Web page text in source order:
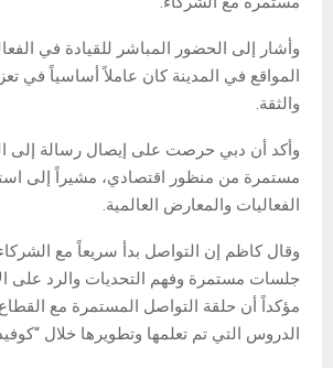
وأشار إلى الحضور المباشر للقيادة في
المواقع في المدينة كان عاملاً أساسياً في
والثقة.
وأكد أن دبي حرصت على إيصال رسالة إلى
مستمرة من منظور اقتصادي، مشيراً إلى
الفعاليات والمعارض العالمية.
وقال كاظم إن التواصل بدأ سريعاً مع
جلسات مستمرة وفهم التحديات والرد على
مؤكداً أن حلقة التواصل المستمرة مع
الدروس التي تم تعلمها وتطويرها خلال “كوفيد-